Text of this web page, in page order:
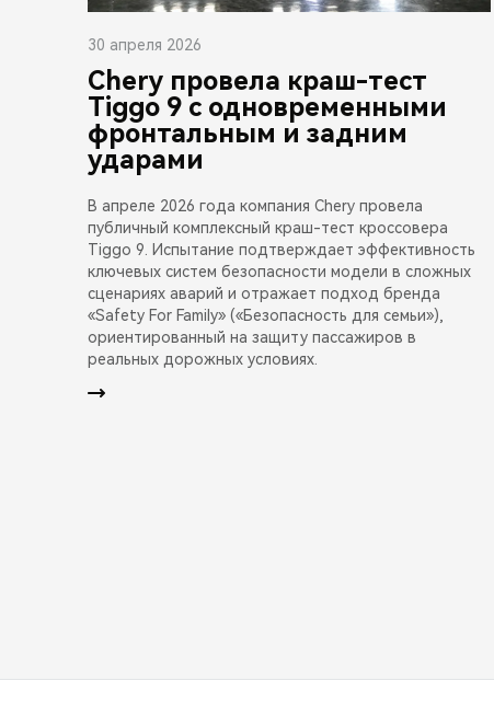
30 апреля 2026
Chery провела краш-тест
Tiggo 9 с одновременными
фронтальным и задним
ударами
В апреле 2026 года компания Chery провела
публичный комплексный краш-тест кроссовера
Tiggo 9. Испытание подтверждает эффективность
ключевых систем безопасности модели в сложных
сценариях аварий и отражает подход бренда
«Safety For Family» («Безопасность для семьи»),
ориентированный на защиту пассажиров в
реальных дорожных условиях.